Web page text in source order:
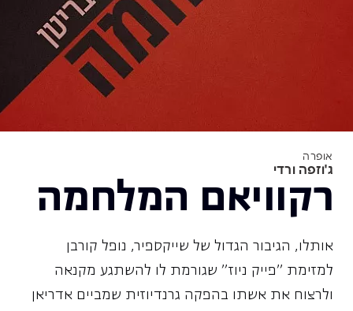
אופרה
ג'וזפה ורדי
רקוויאם המלחמה
אותלו, הגיבור הגדול של שייקספיר, נופל קורבן
למזימת "פייק ניוז" שגורמת לו להשתגע מקנאה
ולרצוח את אשתו בהפקה גרנדיוזית שמביים אדריאן